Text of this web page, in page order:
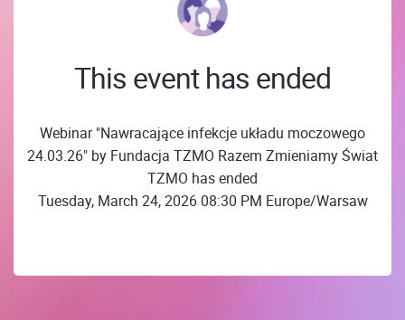
This event has ended
Webinar "Nawracające infekcje układu moczowego
24.03.26" by Fundacja TZMO Razem Zmieniamy Świat
TZMO has ended
Tuesday, March 24, 2026 08:30 PM Europe/Warsaw